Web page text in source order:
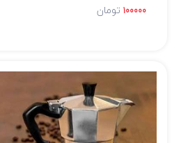
100000 تومان